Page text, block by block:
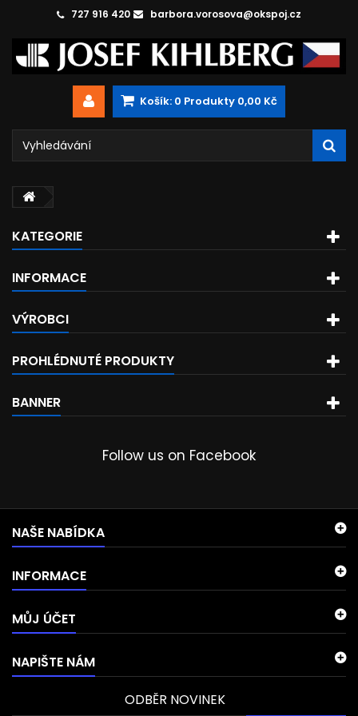
727 916 420 barbora.vorosova@okspoj.cz
Košík: 0 Produkty 0,00 Kč
KATEGORIE
INFORMACE
VÝROBCI
PROHLÉDNUTÉ PRODUKTY
BANNER
Follow us on Facebook
NAŠE NABÍDKA
INFORMACE
MŮJ ÚČET
NAPIŠTE NÁM
ODBĚR NOVINEK